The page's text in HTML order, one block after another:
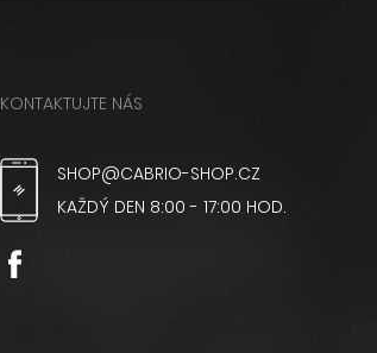
KONTAKTUJTE NÁS
SHOP@CABRIO-SHOP.CZ
KAŽDÝ DEN 8:00 - 17:00 HOD.